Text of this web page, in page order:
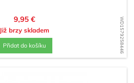
WD1579258446
Cena
9,95 €
Již brzy skladem
Přidat do košíku